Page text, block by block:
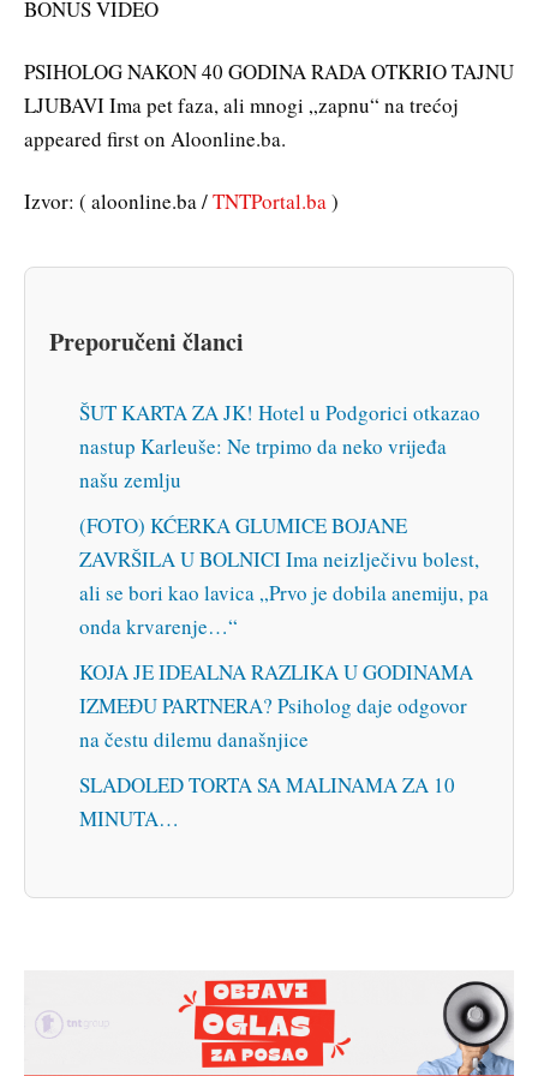
BONUS VIDEO
PSIHOLOG NAKON 40 GODINA RADA OTKRIO TAJNU
LJUBAVI Ima pet faza, ali mnogi „zapnu“ na trećoj
appeared first on Aloonline.ba.
Izvor: ( aloonline.ba /TNTPortal.ba )
Preporučeni članci
ŠUT KARTA ZA JK! Hotel u Podgorici otkazao
nastup Karleuše: Ne trpimo da neko vrijeđa
našu zemlju
(FOTO) KĆERKA GLUMICE BOJANE
ZAVRŠILA U BOLNICI Ima neizlječivu bolest,
ali se bori kao lavica „Prvo je dobila anemiju, pa
onda krvarenje…“
KOJA JE IDEALNA RAZLIKA U GODINAMA
IZMEĐU PARTNERA? Psiholog daje odgovor
na čestu dilemu današnjice
SLADOLED TORTA SA MALINAMA ZA 10
MINUTA…